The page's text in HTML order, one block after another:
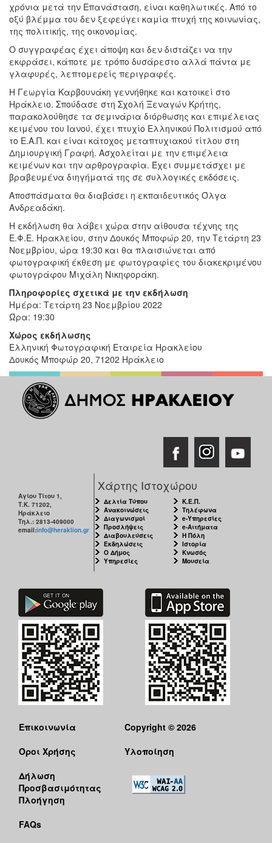
χρόνια μετά την Επανάσταση, είναι καθηλωτικές. Από το
οξύ βλέμμα του δεν ξεφεύγει καμία πτυχή της κοινωνίας,
της πολιτικής, της οικονομίας.
Ο συγγραφέας έχει άποψη και δεν διστάζει να την
εκφράσει, κάποτε με τρόπο δυσάρεστο αλλά πάντα με
γλαφυρές, λεπτομερείς περιγραφές.
Η Γεωργία Καρβουνάκη γεννήθηκε και κατοικεί στο
Ηράκλειο. Σπούδασε στη Σχολή Ξεναγών Κρήτης,
παρακολούθησε τα σεμινάρια διόρθωσης και επιμέλειας
κειμένου του Ιανού, έχει πτυχίο Ελληνικού Πολιτισμού από
το Ε.Α.Π. και είναι κάτοχος μεταπτυχιακού τίτλου στη
Δημιουργική Γραφή. Ασχολείται με την επιμέλεια
κειμένων και την αρθρογραφία. Έχει συμμετάσχει με
βραβευμένα διηγήματά της σε συλλογικές εκδόσεις.
Αποσπάσματα θα διαβάσει η εκπαιδευτικός Όλγα
Ανδρεαδάκη.
Η εκδήλωση θα λάβει χώρα στην αίθουσα τέχνης της
Ε.Φ.Ε. Ηρακλείου, στην Δουκός Μποφώρ 20, την Τετάρτη 23
Νοεμβρίου, ώρα 19:30 και θα πλαισιώνεται από
φωτογραφική έκθεση με φωτογραφίες του διακεκριμένου
φωτογράφου Μιχάλη Νικηφοράκη.
Πληροφορίες σχετικά με την εκδήλωση
Ημέρα: Τετάρτη 23 Νοεμβρίου 2022
Ώρα: 19:30
Χώρος εκδήλωσης
Ελληνική Φωτογραφική Εταιρεία Ηρακλείου
Δουκός Μποφώρ 20, 71202 Ηράκλειο
Αγίου Τίτου 1,
Τ.Κ. 71202,
Ηράκλειο
Τηλ.: 2813-409000
email:info@heraklion.gr
Χάρτης Ιστοχώρου
Δελτία Τύπου
Ανακοινώσεις
Διαγωνισμοί
Προσλήψεις
Διαβουλεύσεις
Εκδηλώσεις
Ο Δήμος
Υπηρεσίες
Κ.Ε.Π.
Τηλέφωνα
e-Υπηρεσίες
e-Αιτήματα
Η Πόλη
Ιστορία
Κνωσός
Μουσεία
Επικοινωνία
Όροι Χρήσης
Δήλωση
Προσβασιμότητας
Πλοήγηση
FAQs
Copyright © 2026
Υλοποίηση